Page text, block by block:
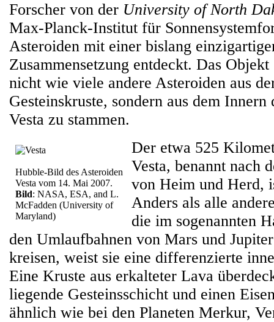
Forscher von der University of North
Max-Planck-Institut für
Asteroiden mit einer bislang
Zusammensetzung entdeckt. Das
nicht wie viele andere Asteroiden aus
Gesteinskruste, sondern aus dem Innern
Vesta zu stammen.
Hubble-Bild des Asteroiden
Vesta vom 14. Mai 2007.
Bild: NASA, ESA, and L.
McFadden (University of
Maryland)
Der etwa 525
Vesta, benannt nach
von Heim und Herd,
Anders als alle
die im sogenannten
den Umlaufbahnen von Mars und
kreisen, weist sie eine differenzierte
Eine Kruste aus erkalteter Lava
liegende Gesteinsschicht und einen
ähnlich wie bei den Planeten Merkur,